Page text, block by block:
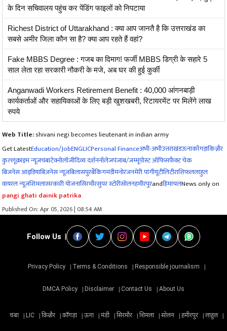
के दिन सचिवालय पहुंच कर पेंडिंग फाइलों को निपटाया
Richest District of Uttarakhand : क्या आप जानतै है कि उत्तराखंड का
सबसे अमीर जिला कौन सा है? क्या आप रहते हैं वहां?
Fake MBBS Degree : गजब का दिमाग! फर्जी MBBS डिग्री के सहारे 5
साल लेता रहा सरकारी नौकरी के मजे, अब घर की हुई कुर्की
Anganwadi Workers Retirement Benefit : 40,000 आंगनबाड़ी
कार्यकर्ताओं और सहायिकाओं के लिए बड़ी खुशखबरी, रिटायरमेंट पर मिलेंगे लाख
रुपये
Web Title:shivani negi becomes lieutenant in indian army
Get LatestEducation/JobENGLICPersonal Financeअभी-अभीउत्तराखंडऊनाकाँगड़ाकिन्नौर
कुल्लूक्राइम न्यूजचंबाटेक्नोलॉजीदिव्य दर्शननॉलेजपंजाब/जम्मूपोस्ट ऑफिसफ़ैक्ट चेक
बिजनेस आइडियाबिज़नेस न्यूज़बिलासपुरबैंकिंगमंडीमनोरंजनमेरी पांगीयूटीलिटीराशिफललाहुल
वायरल न्यूज़शिमलासरकारी योजनासिरमौरसुपर स्टोरीसोलनहमीरपुरandहिमाचलNews only on
pangi ghati dainik patrika
Published On: Apr 05, 2026 | 08:54 AM
Follow Us
Privacy Policy Terms & Conditions Responsible journalism
DMCA Policy Disclaimer Contact Us About Us
चंबा LIC किन्नौर काँगड़ा ऊना मंडी सिरमौर शिमला सोलन हमीरपुर लाहुल